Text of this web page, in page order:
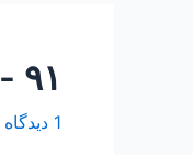
۹۱ -معجزات و کرامت ۷ “ماجرای ثبت نام دبیرستان و انجام خلع ید”
1 دیدگاه